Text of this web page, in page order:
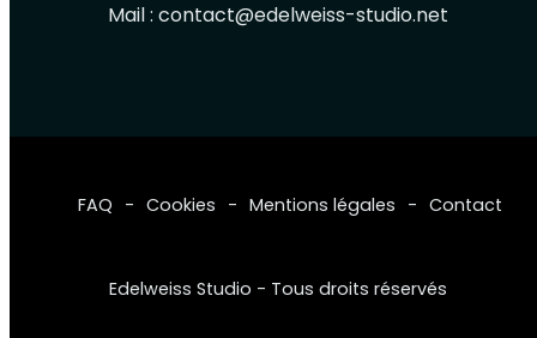
Mail : contact@edelweiss-studio.net
FAQ Cookies Mentions légales Contact
Edelweiss Studio - Tous droits réservés